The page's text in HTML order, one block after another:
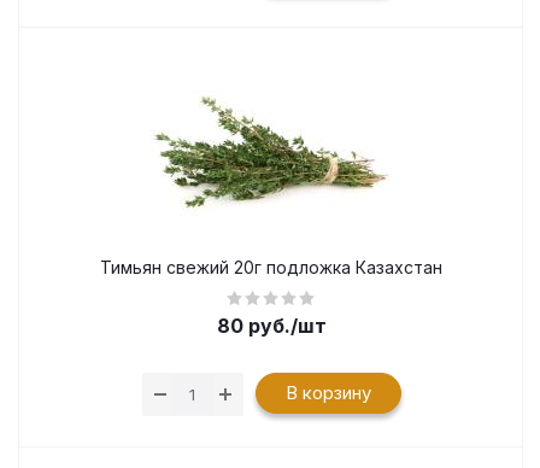
Тимьян свежий 20г подложка Казахстан
80руб./шт
В корзину